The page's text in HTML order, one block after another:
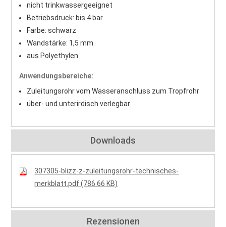
nicht trinkwassergeeignet
Betriebsdruck: bis 4 bar
Farbe: schwarz
Wandstärke: 1,5 mm
aus Polyethylen
Anwendungsbereiche:
Zuleitungsrohr vom Wasseranschluss zum Tropfrohr
über- und unterirdisch verlegbar
Downloads
307305-blizz-z-zuleitungsrohr-technisches-
merkblatt.pdf (786.66 KB)
Rezensionen